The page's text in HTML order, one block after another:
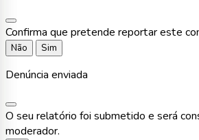
Confirma que pretende reportar este
Não Sim
Denúncia enviada
O seu relatório foi submetido e será
moderador.